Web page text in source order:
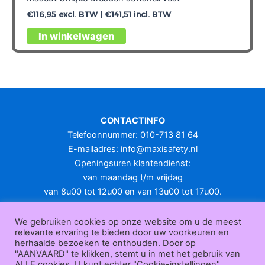
€116,95excl. BTW | €141,51 incl. BTW
In winkelwagen
Dit
product
variaties.
optie
gekozen
worden
op
de
productpagina
CONTACTINFO
Telefoonnummer: 010-713 81 64
E-mailadres: info@maxisafety.nl
Openingsuren klantendienst:
van maandag t/m vrijdag
van 8u00 tot 12u00 en van 13u00 tot 17u00.
KLANTENSERVICE
Over
ons|Bedrijfsgegevens| F.A.Q.|Bestelprocedure | Betaling
ending | Retourneren|Herroepingsrecht|Herroepingsfunctie
We gebruiken cookies op onze website om u de meest
relevante ervaring te bieden door uw voorkeuren en
herhaalde bezoeken te onthouden. Door op
"AANVAARD" te klikken, stemt u in met het gebruik van